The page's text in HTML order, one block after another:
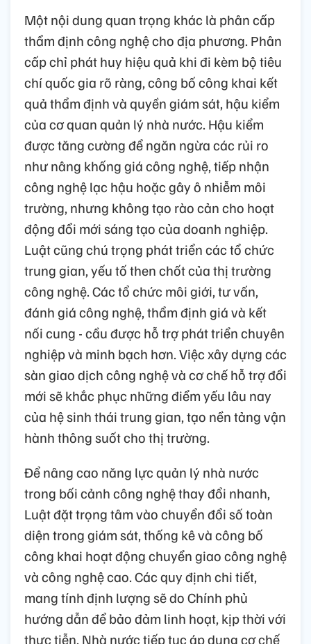
Một nội dung quan trọng khác là phân cấp
thẩm định công nghệ cho địa phương. Phân
cấp chỉ phát huy hiệu quả khi đi kèm bộ tiêu
chí quốc gia rõ ràng, công bố công khai kết
quả thẩm định và quyền giám sát, hậu kiểm
của cơ quan quản lý nhà nước. Hậu kiểm
được tăng cường để ngăn ngừa các rủi ro
như nâng khống giá công nghệ, tiếp nhận
công nghệ lạc hậu hoặc gây ô nhiễm môi
trường, nhưng không tạo rào cản cho hoạt
động đổi mới sáng tạo của doanh nghiệp.
Luật cũng chú trọng phát triển các tổ chức
trung gian, yếu tố then chốt của thị trường
công nghệ. Các tổ chức môi giới, tư vấn,
đánh giá công nghệ, thẩm định giá và kết
nối cung - cầu được hỗ trợ phát triển chuyên
nghiệp và minh bạch hơn. Việc xây dựng các
sàn giao dịch công nghệ và cơ chế hỗ trợ đổi
mới sẽ khắc phục những điểm yếu lâu nay
của hệ sinh thái trung gian, tạo nền tảng vận
hành thông suốt cho thị trường.
Để nâng cao năng lực quản lý nhà nước
trong bối cảnh công nghệ thay đổi nhanh,
Luật đặt trọng tâm vào chuyển đổi số toàn
diện trong giám sát, thống kê và công bố
công khai hoạt động chuyển giao công nghệ
và công nghệ cao. Các quy định chi tiết,
mang tính định lượng sẽ do Chính phủ
hướng dẫn để bảo đảm linh hoạt, kịp thời với
thực tiễn. Nhà nước tiếp tục áp dụng cơ chế